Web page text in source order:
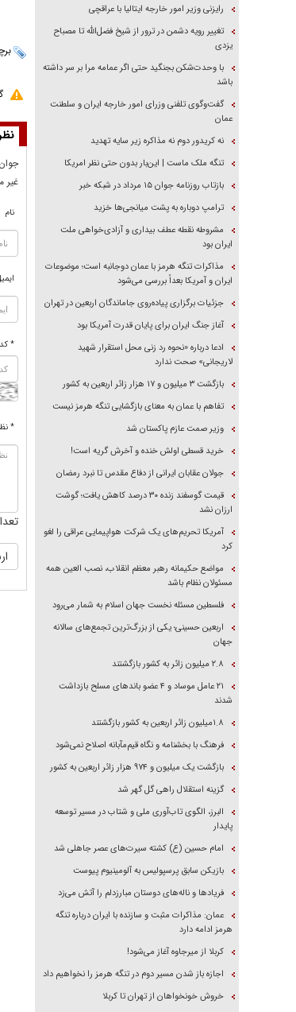
غير
نام
*
*
رایزنی وزیر امور خارجه ایتالیا با عراقچی
تغییر رویه دشمن در ترور از شیخ فضل‌الله تا مصباح
یزدی
با وحدت‌شکن بجنگید حتی اگر عمامه مرا بر سر داشته
باشد
گفت‌وگوی تلفنی وزرای امور خارجه ایران و سلطنت
عمان
نه کریدور دوم نه مذاکره زیر سایه تهدید
تنگه ملک ماست | این‌بار بدون حتی نظر امریکا
بازتاب روزنامه جوان ۱۵ مرداد در شبکه خبر
ترامپ دوباره به پشت میانجی‌ها خزید
مشروطه نقطه عطف بیداری و آزادی‌خواهی ملت
ایران بود
مذاکرات تنگه هرمز با عمان دوجانبه است؛ موضوعات
ایران و آمریکا بعداً بررسی می‌شود
جزئیات برگزاری پیاده‌روی جاماندگان اربعین در تهران
آغاز جنگ ایران برای پایان قدرت آمریکا بود
ادعا درباره «نحوه رد زنی محل استقرار شهید
لاریجانی» صحت ندارد
بازگشت ۳ میلیون و ۱۷ هزار زائر اربعین به کشور
تفاهم با عمان به معنای بازگشایی تنگه هرمز نیست
وزیر صمت عازم پاکستان شد
خرید قسطی اولش خنده و آخرش گریه است!
جولان عقابان ایرانی از دفاع مقدس تا نبرد رمضان
قیمت گوسفند زنده ۳۰ درصد کاهش یافت؛ گوشت
ارزان نشد
آمریکا تحریم‌های یک شرکت هواپیمایی عراقی را لغو
کرد
مواضع حکیمانه رهبر معظم انقلاب، نصب العین همه
مسئولان نظام باشد
فلسطین مسئله نخست جهان اسلام به شمار می‌رود
اربعین حسینی؛ یکی از بزرگ‌ترین تجمع‌های سالانه
جهان
۲.۸ میلیون زائر به کشور بازگشتند
۲۱ عامل موساد و ۴ عضو باند‌های مسلح بازداشت
شدند
۱.۸میلیون زائر اربعین به کشور بازگشتند
فرهنگ با بخشنامه و نگاه قیم‌مآبانه اصلاح نمی‌شود
بازگشت یک میلیون و ۹۷۴ هزار زائر اربعین به کشور
گزینه استقلال راهی گل گهر شد
البرز، الگوی تاب‌آوری ملی و شتاب در مسیر توسعه
پایدار
امام حسین (ع) کشته سیرت‌های عصر جاهلی شد
بازیکن سابق پرسپولیس به آلومینیوم پیوست
فریاد‌ها و ناله‌های دوستان مبارزدلم را آتش می‌زد
عمان: مذاکرات مثبت و سازنده با ایران درباره تنگه
هرمز ادامه دارد
کربلا از میرجاوه آغاز می‌شود!
اجازه باز شدن مسیر دوم در تنگه هرمز را نخواهیم داد
خروش خونخواهان از تهران تا کربلا